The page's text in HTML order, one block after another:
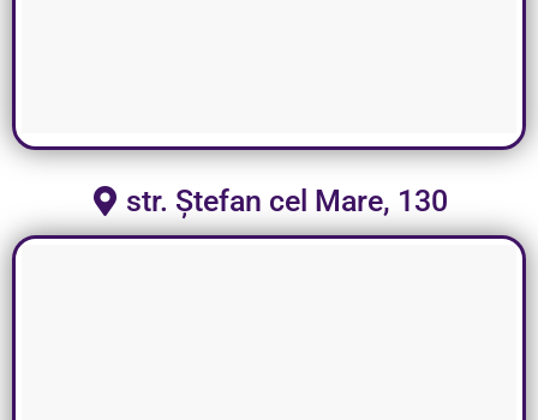
str. Ștefan cel Mare, 130